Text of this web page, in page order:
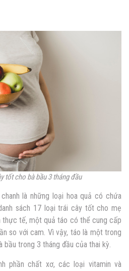
tốt cho bà bầu 3 tháng đầu
là những loại hoa quả có chứa
sách 17 loại trái cây tốt cho mẹ
thực tế, một quả táo có thể cung cấp
so với cam. Vì vậy, táo là một trong
trong 3 tháng đầu của thai kỳ.
phần chất xơ, các loại vitamin và